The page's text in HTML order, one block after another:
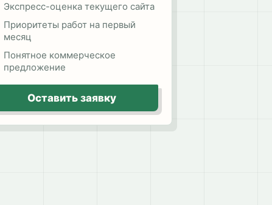
Экспресс-оценка текущего сайта
Приоритеты работ на первый
месяц
Понятное коммерческое
предложение
Оставить заявку